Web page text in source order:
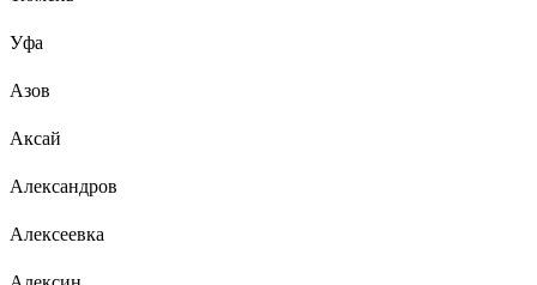
Уфа
Азов
Аксай
Александров
Алексеевка